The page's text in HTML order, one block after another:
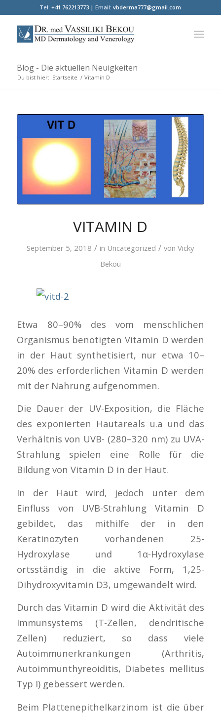
Tel: +41 762213773 |Email: vbderma777@gmail.com
Blog - Die aktuellen Neuigkeiten
Du bist hier: Startseite / Vitamin D
VITAMIN D
September 5, 2018 / in Uncategorized / vonVicky
Bekou
Etwa 80–90% des vom menschlichen
Organismus be­nötigten Vitamin D werden
in der Haut synthetisiert, nur etwa 10–
20% des erforderlichen Vitamin D werden
mit der Nahrung aufgenommen.
Die Dauer der UV-Exposition, die Fläche
des exponierten Hautareals u.a und das
Verhältnis von UVB- (280–320 nm) zu UVA-
Strahlung spielen eine Rolle für die
Bildung von Vitamin D in der Haut.
In der Haut wird, jedoch unter dem
Einfluss von UVB-Strahlung Vitamin D
gebildet, das mithilfe der in den
Keratinozyten vorhandenen 25-
Hydroxylase und 1α-Hydroxylase
ortsständig in die aktive Form, 1,25-
Dihydroxyvitamin D3, umgewandelt wird.
Durch das Vitamin D wird die Aktivität des
Immunsystems (T-Zellen, dendritische
Zellen) reduziert, so dass viele
Autoimmunerkrankungen (Arthritis,
Autoimmunthyreoiditis, Diabetes mellitus
Typ I) gebessert werden.
Beim Plattenepithelkarzinom ist die über